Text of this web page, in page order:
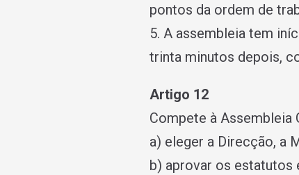
pontos da ordem de
5. A assembleia tem
trinta minutos depois,
Artigo 12
Compete à Assembleia
a) eleger a Direcção, a
b) aprovar os estatutos